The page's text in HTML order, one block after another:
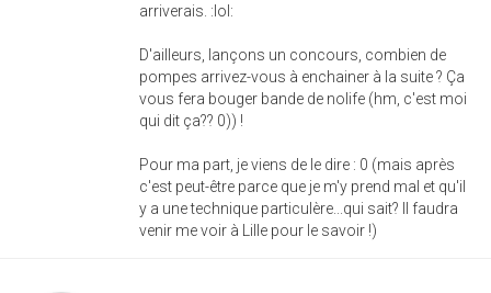
arriverais. :lol:
D'ailleurs, lançons un concours, combien de
pompes arrivez-vous à enchainer à la suite ? Ça
vous fera bouger bande de nolife (hm, c'est moi
qui dit ça?? 0)) !
Pour ma part, je viens de le dire : 0 (mais après
c'est peut-être parce que je m'y prend mal et qu'il
y a une technique particulère...qui sait? Il faudra
venir me voir à Lille pour le savoir !)